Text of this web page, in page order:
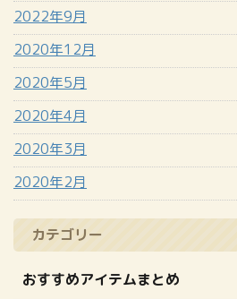
2022年9月
2020年12月
2020年5月
2020年4月
2020年3月
2020年2月
カテゴリー
おすすめアイテムまとめ